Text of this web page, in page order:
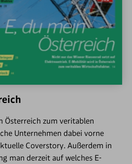
zum veritablen
Unternehmen dabei vorne
Coverstory. Außerdem in
man derzeit auf welches E-